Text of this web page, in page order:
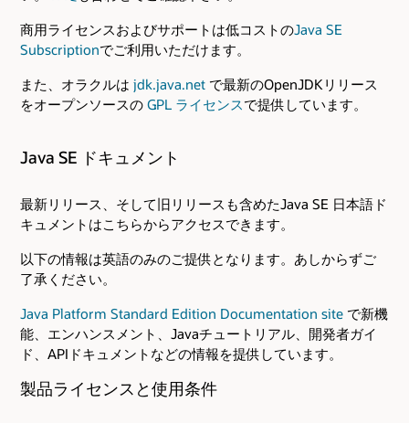
商用ライセンスおよびサポートは低コストのJava SE
Subscriptionでご利用いただけます。
また、オラクルは jdk.java.net で最新のOpenJDKリリース
をオープンソースの GPL ライセンスで提供しています。
Java SE ドキュメント
最新リリース、そして旧リリースも含めたJava SE 日本語ド
キュメントはこちらからアクセスできます。
以下の情報は英語のみのご提供となります。あしからずご
了承ください。
Java Platform Standard Edition Documentation site で新機
能、エンハンスメント、Javaチュートリアル、開発者ガイ
ド、APIドキュメントなどの情報を提供しています。
製品ライセンスと使用条件